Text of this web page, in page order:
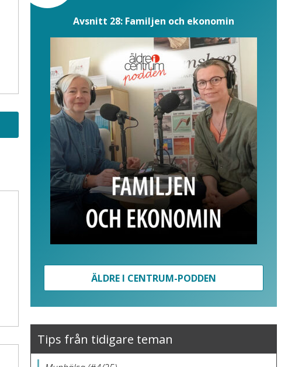
Avsnitt 28: Familjen och ekonomin
ÄLDRE I CENTRUM-PODDEN
Tips från tidigare teman